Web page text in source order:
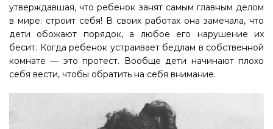
утверждавшая, что ребенок занят самым главным делом
в мире: строит себя! В своих работах она замечала, что
дети обожают порядок, а любое его нарушение их
бесит. Когда ребенок устраивает бедлам в собственной
комнате — это протест. Вообще дети начинают плохо
себя вести, чтобы обратить на себя внимание.